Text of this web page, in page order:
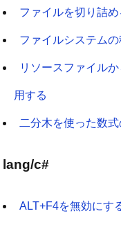
ファイルを切り詰
ファイルシステム
リソースファイル
用する
二分木を使った数
lang/c#
ALT+F4を無効にす